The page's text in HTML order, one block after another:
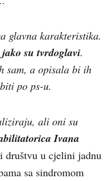
glavna karakteristika.
jako su tvrdoglavi.
sam, a opisala bi ih
po ps-u.
ali oni su
Ivana
u cjelini jadnu
sa sindromom